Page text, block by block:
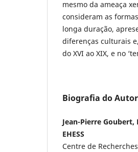
mesmo da ameaça
consideram as
longa duração,
diferenças culturais
do XVI ao XIX, e no
Biografia do Autor
Jean-Pierre Goubert,
EHESS
Centre de